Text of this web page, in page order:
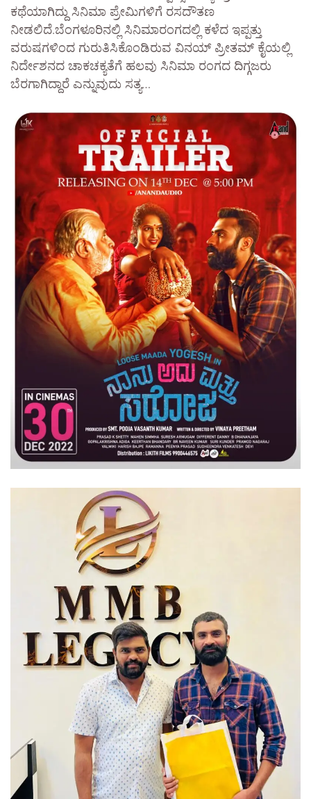
ಕಥೆಯಾಗಿದ್ದು ಸಿನಿಮಾ ಪ್ರೇಮಿಗಳಿಗೆ ರಸದೌತಣ
ನೀಡಲಿದೆ.ಬೆಂಗಳೂರಿನಲ್ಲಿ ಸಿನಿಮಾರಂಗದಲ್ಲಿ ಕಳೆದ ಇಪ್ಪತ್ತು
ವರುಷಗಳಿಂದ ಗುರುತಿಸಿಕೊಂಡಿರುವ ವಿನಯ್ ಪ್ರೀತಮ್ ಕೈಯಲ್ಲಿ
ನಿರ್ದೇಶನದ ಚಾಕಚಕ್ಯತೆಗೆ ಹಲವು ಸಿನಿಮಾ ರಂಗದ ದಿಗ್ಗಜರು
ಬೆರಗಾಗಿದ್ದಾರೆ ಎನ್ನುವುದು ಸತ್ಯ…